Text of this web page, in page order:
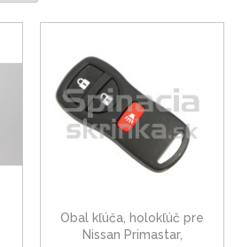
Obal kľúča, holokľúč pre
Nissan Primastar,